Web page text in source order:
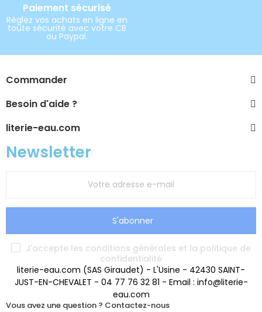
Paiement sécurisé
Réglez vos achats en ligne en
toute sécurité avec votre CB
ou Paypal.
Commander
Besoin d'aide ?
literie-eau.com
Newsletter
S'abonner
J'accepte les conditions générales et la politique de
confidentialité
literie-eau.com (SAS Giraudet) - L'Usine - 42430 SAINT-
JUST-EN-CHEVALET - 04 77 76 32 81 - Email : info@literie-
eau.com
Vous avez une question ? Contactez-nous